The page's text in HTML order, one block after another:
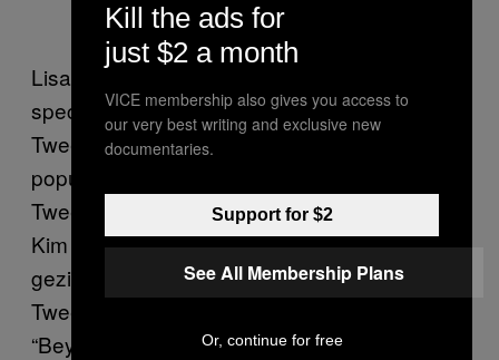
Lisa Stardust, een astroloog die zich
specialiseert in celebritycultuur en die ook
Tweelingen is, benadrukt dat heel veel
populaire kinderen van beroemdheden
Tweelingen zijn. North West, de dochter van
Kim Kardashian en Kanye West, is objectief
gezien het schattigste kind ooit. Zij is
Tweelingen, net als de Olsen twins.
“Beyoncé’s baby’s worden later waarschijnlijk
Kill the ads for
just $2 a month
VICE membership also gives you access to
our very best writing and exclusive new
documentaries.
Support for $2
See All Membership Plans
Or, continue for free